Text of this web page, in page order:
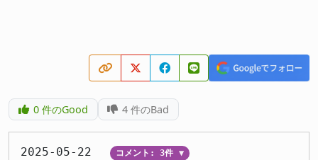
0件のGood 4 件のBad
2025-05-22 コメント: 3件 ▼